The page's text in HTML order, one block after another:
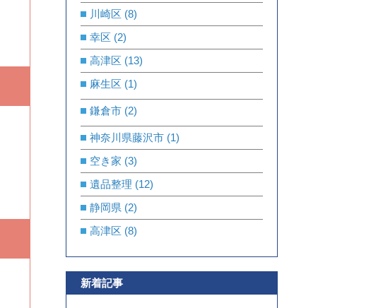
川崎区 (8)
幸区 (2)
高津区 (13)
麻生区 (1)
鎌倉市 (2)
神奈川県藤沢市 (1)
空き家 (3)
遺品整理 (12)
静岡県 (2)
高津区 (8)
新着記事